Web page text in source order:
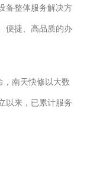
备整体服务解决方
便捷、高品质的办
，南天快修以大数
以来，已累计服务